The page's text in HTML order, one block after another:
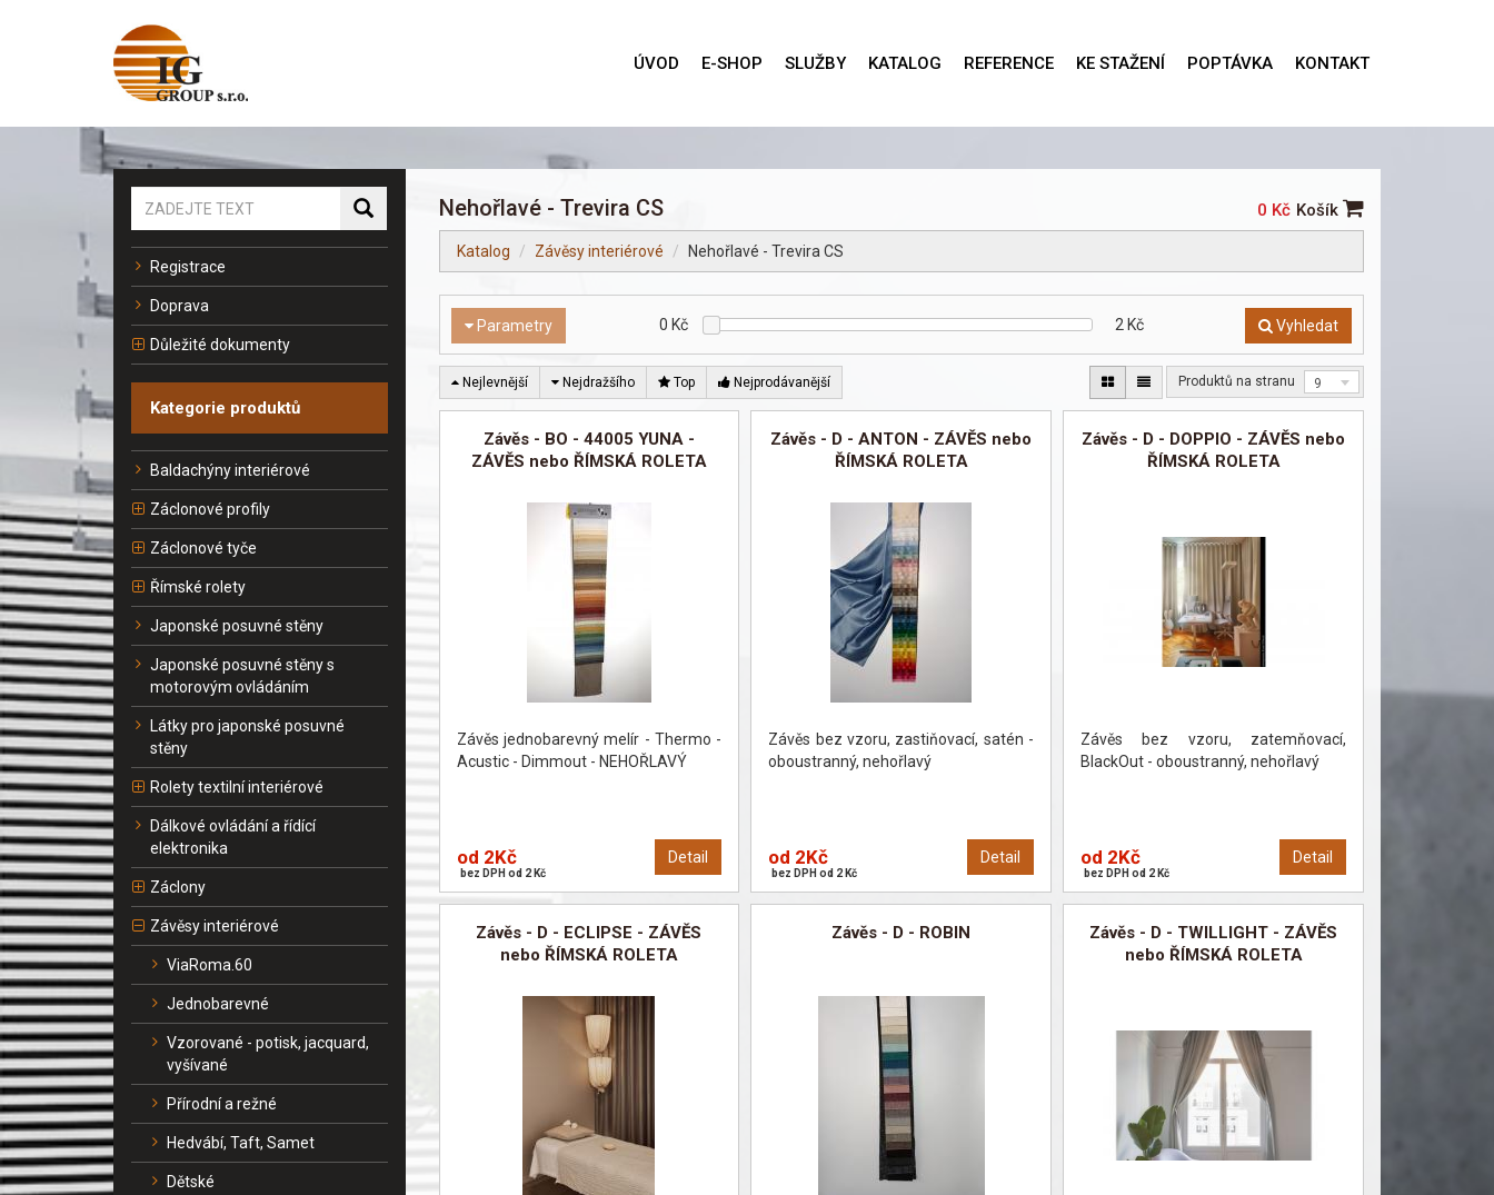
ÚVOD E-SHOP SLUŽBY KATALOG REFERENCE KE STAŽENÍ POPTÁVKA KONTAKT
Registrace
Doprava
Důležité dokumenty
Kategorie produktů
Baldachýny interiérové
Záclonové profily
Záclonové tyče
Římské rolety
Japonské posuvné stěny
Japonské posuvné stěny s
motorovým ovládáním
Látky pro japonské posuvné
stěny
Rolety textilní interiérové
Dálkové ovládání a řídící
elektronika
Záclony
Závěsy interiérové
ViaRoma.60
Jednobarevné
Vzorované - potisk, jacquard,
vyšívané
Přírodní a režné
Hedvábí, Taft, Samet
Dětské
Nehořlavé - Trevira CS 0 Kč Košík
Katalog Závěsy interiérové Nehořlavé - Trevira CS
Parametry 0 Kč 2 Kč Vyhledat
Nejlevnější Nejdražšího Top Nejprodávanější Produktů na stranu 9
Závěs - BO - 44005 YUNA -
ZÁVĚS nebo ŘÍMSKÁ ROLETA
Závěs jednobarevný melír - Thermo -
Acustic - Dimmout - NEHOŘLAVÝ
Detail
od 2Kč
bez DPH od 2 Kč
Závěs - D - ANTON - ZÁVĚS nebo
ŘÍMSKÁ ROLETA
Závěs bez vzoru, zastiňovací, satén -
oboustranný, nehořlavý
Detail
od 2Kč
bez DPH od 2 Kč
Závěs - D - DOPPIO - ZÁVĚS nebo
ŘÍMSKÁ ROLETA
Závěs bez vzoru, zatemňovací,
BlackOut - oboustranný, nehořlavý
Detail
od 2Kč
bez DPH od 2 Kč
Závěs - D - ECLIPSE - ZÁVĚS
nebo ŘÍMSKÁ ROLETA
Závěs - D - ROBIN
Závěs - D - TWILLIGHT - ZÁVĚS
nebo ŘÍMSKÁ ROLETA